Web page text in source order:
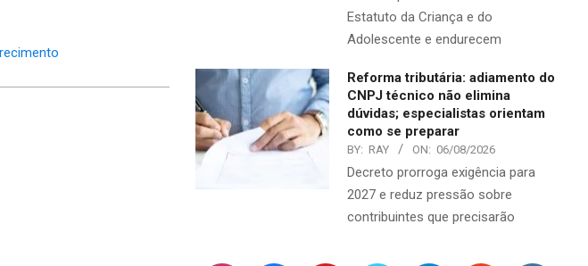
Estatuto da Criança e do
Adolescente e endurecem
Reforma tributária: adiamento do
CNPJ técnico não elimina
dúvidas; especialistas orientam
como se preparar
BY: RAY ON: 06/08/2026
Decreto prorroga exigência para
2027 e reduz pressão sobre
contribuintes que precisarão